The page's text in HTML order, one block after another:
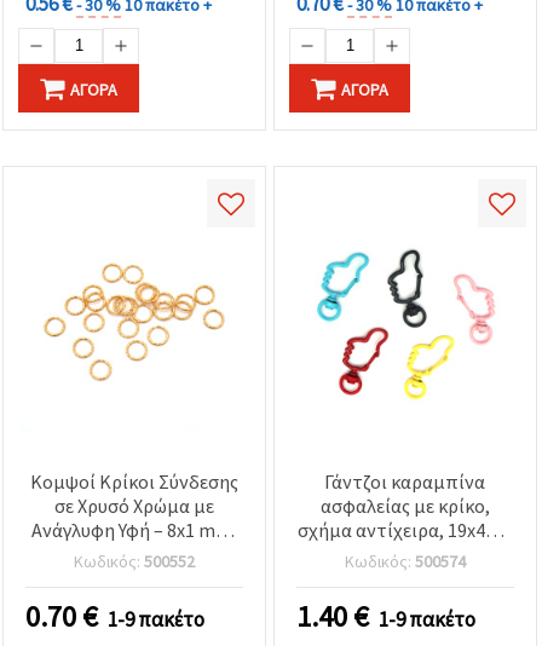
ΑΓΟΡΆ ΑΓΟΡΆ
Κομψοί Κρίκοι Σύνδεσης
σε Χρυσό Χρώμα με
Ανάγλυφη Υφή – 8x1 mm,
Κλειστοί, Συσκευασία 50
τεμ. για DIY Κατασκευή
Κοσμημάτων
Κωδικός: 500552
0.70€ 1-9 πακέτο
Γάντζοι καραμπίνα
ασφαλείας με κρίκο,
σχήμα αντίχειρα, 19x42x2
mm, εσωτερική οπή
10x25 mm, μικτά
χρώματα – 5 τεμ.
Κωδικός: 500574
1.40€ 1-9 πακέτο